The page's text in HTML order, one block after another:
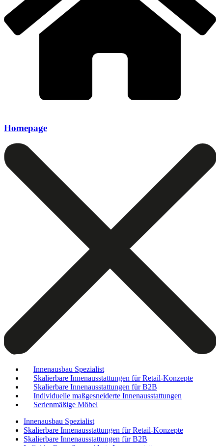
Homepage
Innenausbau Spezialist
Skalierbare Innenausstattungen für Retail-Konzepte
Skalierbare Innenausstattungen für B2B
Individuelle maßgesneiderte Innenausstattungen
Serienmäßige Möbel
Innenausbau Spezialist
Skalierbare Innenausstattungen für Retail-Konzepte
Skalierbare Innenausstattungen für B2B